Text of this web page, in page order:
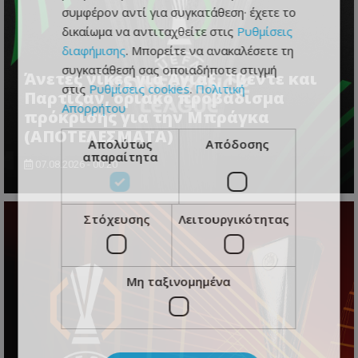
Άνετες νίκες για Άγιαξ, Τβέντε και
Παρτίζαν, οριακό προβάδισμα
πρόκρισης για την Μπράγκα
(ΑΠΟΤΕΛΕΣΜΑΤΑ)
07.08.2026 - 00:20
συμφέρον αντί για συγκατάθεση· έχετε το
δικαίωμα να αντιταχθείτε στις Ρυθμίσεις
διαφήμισης. Μπορείτε να ανακαλέσετε τη
συγκατάθεσή σας οποιαδήποτε στιγμή
στις Ρυθμίσεις cookies.Πολιτική
Απορρήτου
Απολύτως
απαραίτητα
Απόδοσης
Στόχευσης Λειτουργικότητας
Μη ταξινομημένα